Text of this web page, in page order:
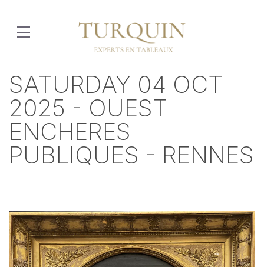
SATURDAY 04 OCT
2025 - OUEST
ENCHERES
PUBLIQUES - RENNES